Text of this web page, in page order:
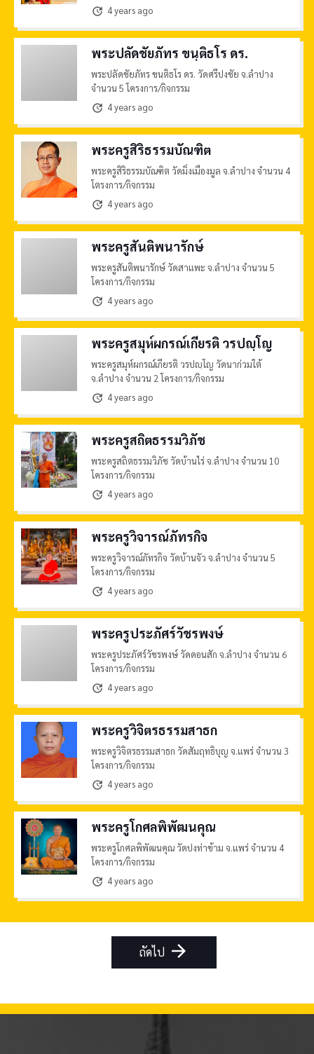
update 4 years ago
พระปลัดชัยภัทร ขนฺติธโร ดร.
พระปลัดชัยภัทร ขนฺติธโร ดร. วัดศรีปงชัย จ.ลำปาง
จำนวน 5 โครงการ/กิจกรรม
update 4 years ago
พระครูสิริธรรมบัณฑิต
พระครูสิริธรรมบัณฑิต วัดมิ่งเมืองมูล จ.ลำปาง จำนวน 4
โตรงการ/กิจกรรม
update 4 years ago
พระครูสันติพนารักษ์
พระครูสันติพนารักษ์ วัดสาแพะ จ.ลำปาง จำนวน 5
โครงการ/กิจกรรม
update 4 years ago
พระครูสมุห์ผกรณ์เกียรติ วรปญฺโญ
พระครูสมุห์ผกรณ์เกียรติ วรปญฺโญ วัดนาก่วมใต้
จ.ลำปาง จำนวน 2 โครงการ/กิจกรรม
update 4 years ago
พระครูสถิตธรรมวิภัช
พระครูสถิตธรรมวิภัช วัดบ้านไร่ จ.ลำปาง จำนวน 10
โครงการ/กิจกรรม
update 4 years ago
พระครูวิจารณ์ภัทรกิจ
พระครูวิจารณ์ภัทรกิจ วัดบ้านจัว จ.ลำปาง จำนวน 5
โครงการ/กิจกรรม
update 4 years ago
พระครูประภัศร์วัชรพงษ์
พระครูประภัศร์วัชรพงษ์ วัดดอนสัก จ.ลำปาง จำนวน 6
โครงการ/กิจกรรม
update 4 years ago
พระครูวิจิตรธรรมสาธก
พระครูวิจิตรธรรมสาธก วัดสัมฤทธิบุญ จ.แพร่ จำนวน 3
โครงการ/กิจกรรม
update 4 years ago
พระครูโกศลพิพัฒนคุณ
พระครูโกศลพิพัฒนคุณ วัดปงท่าข้าม จ.แพร่ จำนวน 4
โครงการ/กิจกรรม
update 4 years ago
ถัดไป arrow_forward